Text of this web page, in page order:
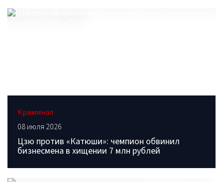
Криминал
08 июля 2026
Цзю против «Катюши»: чемпион обвинил
бизнесмена в хищении 7 млн рублей